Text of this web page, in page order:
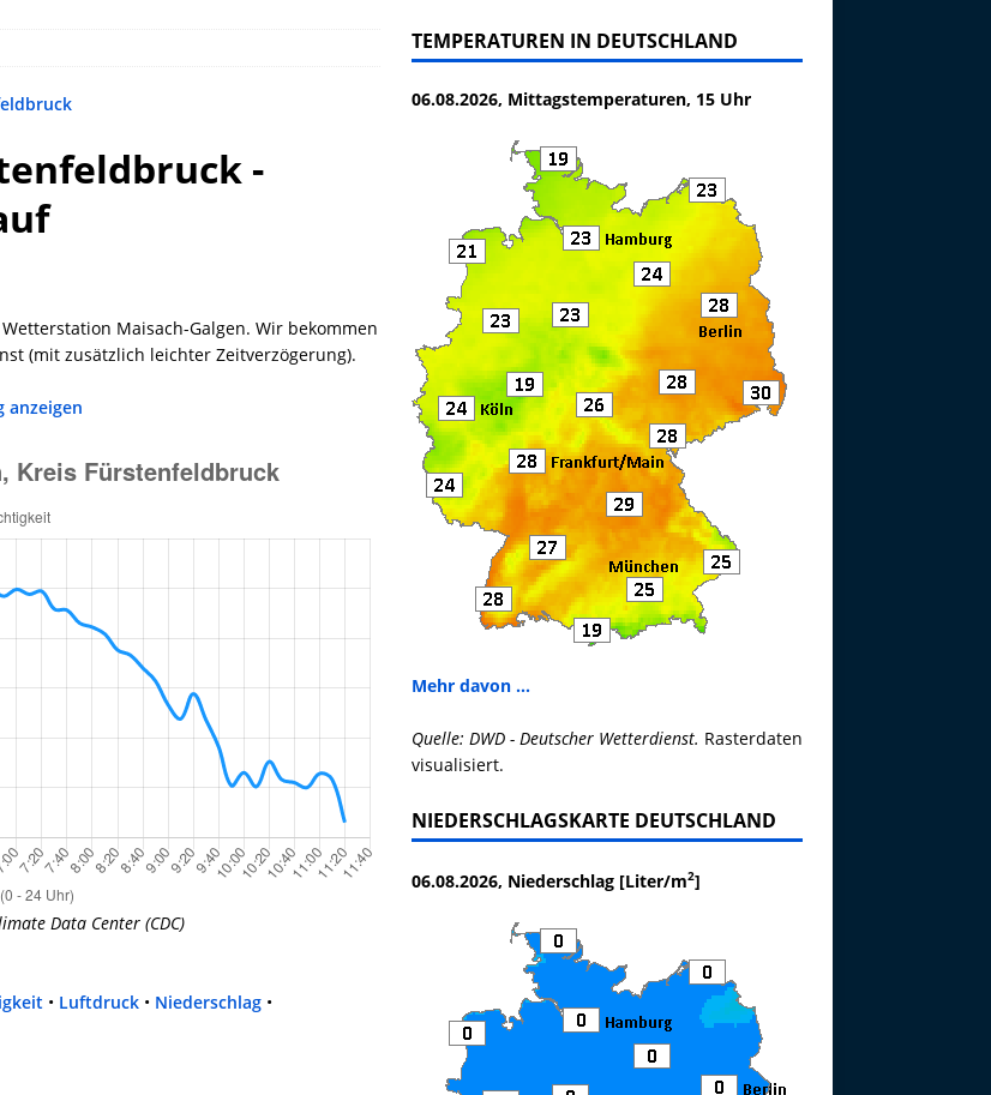
-
Maisach-Galgen. Wir bekommen
(mit zusätzlich leichter Zeitverzögerung).
anzeigen
Data Center (CDC)
• Luftdruck • Niederschlag •
TEMPERATUREN IN DEUTSCHLAND
06.08.2026, Mittagstemperaturen, 15 Uhr
Mehr davon ...
Quelle: DWD - Deutscher Wetterdienst. Rasterdaten
visualisiert.
NIEDERSCHLAGSKARTE DEUTSCHLAND
06.08.2026, Niederschlag [Liter/m2]